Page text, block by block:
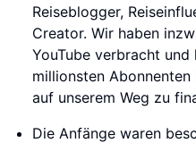
Reiseblogger,
Creator. Wir haben
YouTube verbracht
millionsten
auf unserem Weg zu
Die Anfänge waren